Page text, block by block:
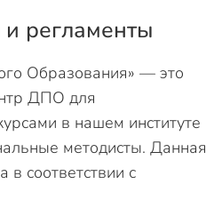
регламенты
Образования» — это
ДПО для
в нашем институте
методисты. Данная
в соответствии с